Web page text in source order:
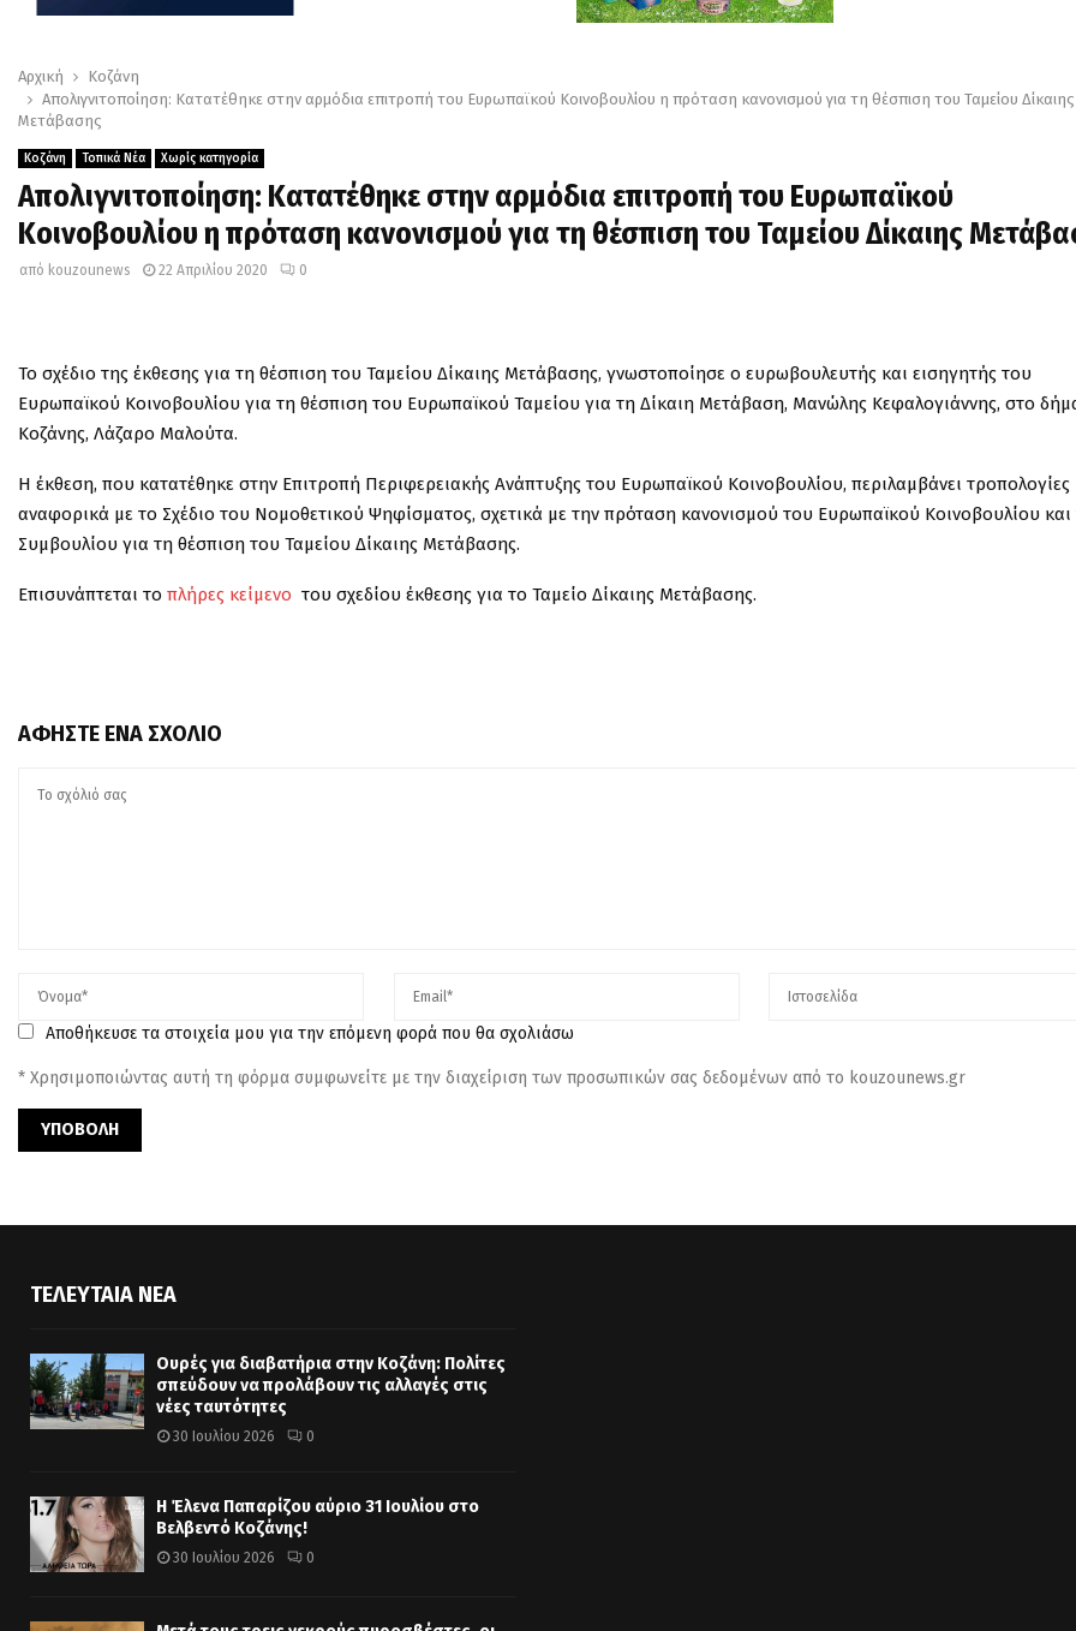
Αρχική
Κοζάνη
Απολιγνιτοποίηση: Κατατέθηκε στην αρμόδια επιτροπή του Ευρωπαϊκού Κοινοβουλίου η πρόταση κανονισμού για τη θέσπιση του Ταμείου Δίκαιης
Μετάβασης
Κοζάνη Τοπικά Νέα Χωρίς κατηγορία
Απολιγνιτοποίηση: Κατατέθηκε στην αρμόδια επιτροπή του Ευρωπαϊκού
Κοινοβουλίου η πρόταση κανονισμού για τη θέσπιση του Ταμείου Δίκαιης
από kouzounews 22 Απριλίου 2020 0
Το σχέδιο της έκθεσης για τη θέσπιση του Ταμείου Δίκαιης Μετάβασης, γνωστοποίησε ο ευρωβουλευτής και εισηγητής του
Ευρωπαϊκού Κοινοβουλίου για τη θέσπιση του Ευρωπαϊκού Ταμείου για τη Δίκαιη Μετάβαση, Μανώλης Κεφαλογιάννης, στο
Κοζάνης, Λάζαρο Μαλούτα.
Η έκθεση, που κατατέθηκε στην Επιτροπή Περιφερειακής Ανάπτυξης του Ευρωπαϊκού Κοινοβουλίου, περιλαμβάνει τροπολογίες
αναφορικά με το Σχέδιο του Νομοθετικού Ψηφίσματος, σχετικά με την πρόταση κανονισμού του Ευρωπαϊκού Κοινοβουλίου και
Συμβουλίου για τη θέσπιση του Ταμείου Δίκαιης Μετάβασης.
Επισυνάπτεται το πλήρες κείμενο του σχεδίου έκθεσης για το Ταμείο Δίκαιης Μετάβασης.
ΑΦΉΣΤΕ ΈΝΑ ΣΧΌΛΙΟ
Αποθήκευσε τα στοιχεία μου για την επόμενη φορά που θα σχολιάσω
* Χρησιμοποιώντας αυτή τη φόρμα συμφωνείτε με την διαχείριση των προσωπικών σας δεδομένων από το kouzounews.gr
ΤΕΛΕΥΤΑΊΑ ΝΈΑ
Ουρές για διαβατήρια στην Κοζάνη: Πολίτες
σπεύδουν να προλάβουν τις αλλαγές στις
νέες ταυτότητες
30 Ιουλίου 2026 0
Η Έλενα Παπαρίζου αύριο 31 Ιουλίου στο
Βελβεντό Κοζάνης!
30 Ιουλίου 2026 0